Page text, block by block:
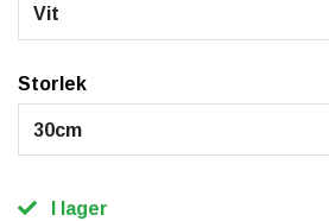
Vit
Storlek
30cm
I lager